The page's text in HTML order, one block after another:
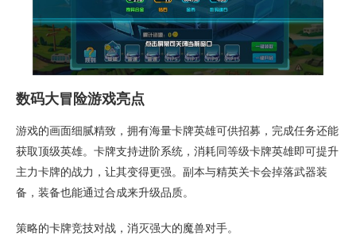
数码大冒险游戏亮点
游戏的画面细腻精致，拥有海量卡牌英雄可供招募，完成任务还能
获取顶级英雄。卡牌支持进阶系统，消耗同等级卡牌英雄即可提升
主力卡牌的战力，让其变得更强。副本与精英关卡会掉落武器装
备，装备也能通过合成来升级品质。
策略的卡牌竞技对战，消灭强大的魔兽对手。